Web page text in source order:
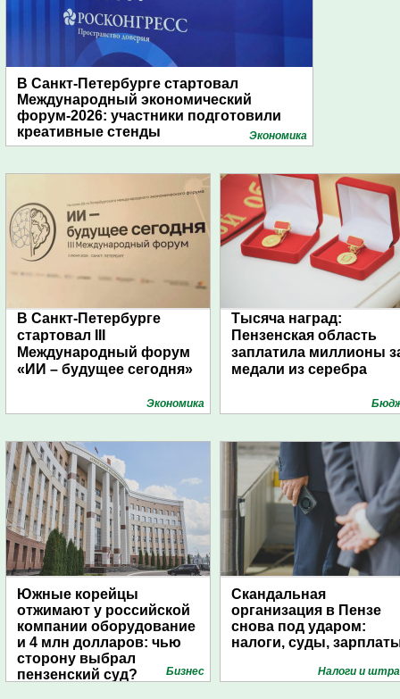
В Санкт-Петербурге стартовал
Международный экономический
форум-2026: участники подготовили
креативные стенды
Экономика
В Санкт-Петербурге
стартовал III
Международный форум
«ИИ – будущее сегодня»
Экономика
Тысяча наград:
Пензенская область
заплатила миллионы
медали из серебра
Южные корейцы
отжимают у российской
компании оборудование
и 4 млн долларов: чью
сторону выбрал
пензенский суд?
Бизнес
Скандальная
организация в Пензе
снова под ударом:
налоги, суды,
Налоги и